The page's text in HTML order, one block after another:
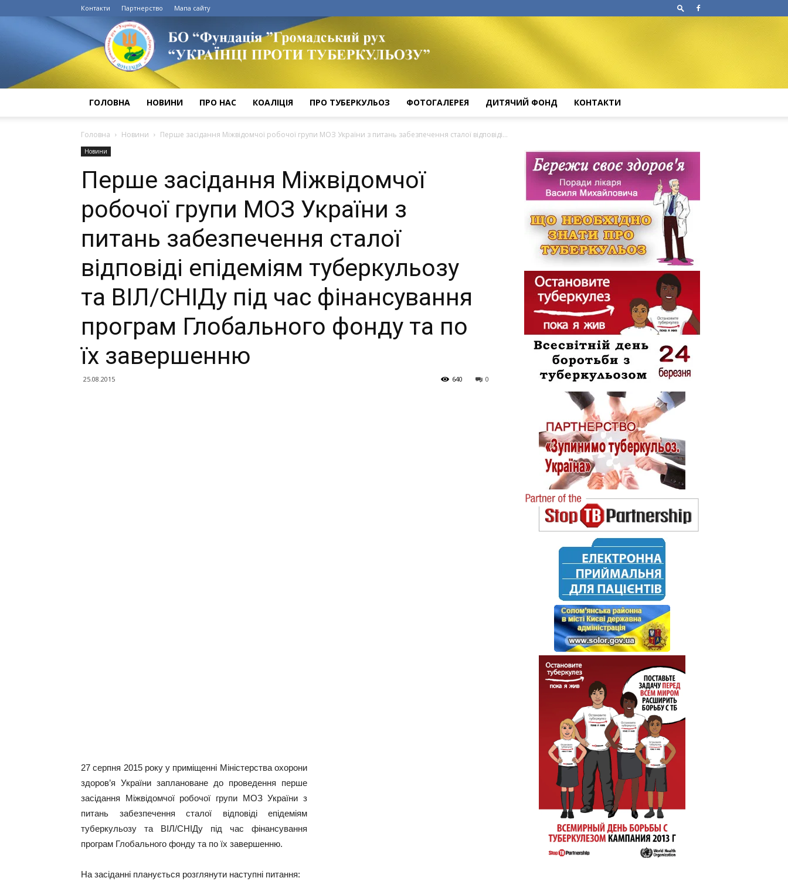
Контакти Партнерство Мапа сайту
Туберкульоз
в
Україні.
Протидія
туберкульозу
в
Україні.
ГОЛОВНА НОВИНИ ПРО НАС КОАЛІЦІЯ ПРО ТУБЕРКУЛЬОЗ ФОТОГАЛЕРЕЯ ДИТЯЧИЙ ФОНД КОНТАКТИ
Головна Новини Перше засідання Міжвідомчої робочої групи МОЗ України з питань забезпечення сталої відповіді...
Новини
Перше засідання Міжвідомчої
робочої групи МОЗ України з
питань забезпечення сталої
відповіді епідеміям туберкульозу
та ВІЛ/СНІДу під час фінансування
програм Глобального фонду та по
їх завершенню
25.08.2015 0
640
27 серпня 2015 року у приміщенні Міністерства охорони
здоров’я України заплановане до проведення перше
засідання Міжвідомчої робочої групи МОЗ України з
питань забезпечення сталої відповіді епідеміям
туберкульозу та ВІЛ/СНІДу під час фінансування
програм Глобального фонду та по їх завершенню.
На засіданні планується розглянути наступні питання: